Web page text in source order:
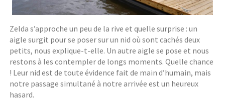
Zelda s’approche un peu de la rive et quelle surprise : un
aigle surgit pour se poser sur un nid où sont cachés deux
petits, nous explique-t-elle. Un autre aigle se pose et nous
restons à les contempler de longs moments. Quelle chance
! Leur nid est de toute évidence fait de main d’humain, mais
notre passage simultané à notre arrivée est un heureux
hasard.